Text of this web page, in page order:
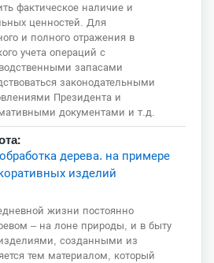
фактическое наличие и
ценностей. Для
и полного отражения в
учета операций с
запасами
законодательными
Президента и
документами и т.д.
дерева. на примере
изделий
жизни постоянно
– на лоне природы, и в быту
созданными из
тем материалом, который